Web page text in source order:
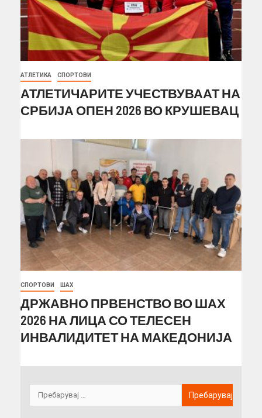
АТЛЕТИКА СПОРТОВИ
АТЛЕТИЧАРИТЕ УЧЕСТВУВААТ НА
СРБИЈА ОПЕН 2026 ВО КРУШЕВАЦ
СПОРТОВИ ШАХ
ДРЖАВНО ПРВЕНСТВО ВО ШАХ
2026 НА ЛИЦА СО ТЕЛЕСЕН
ИНВАЛИДИТЕТ НА МАКЕДОНИЈА